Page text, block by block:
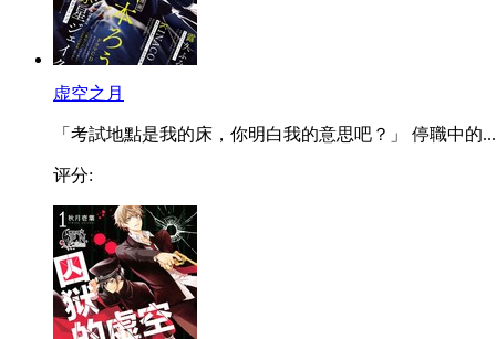
虚空之月
「考試地點是我的床，你明白我的意思吧？」 停職中的...
评分: